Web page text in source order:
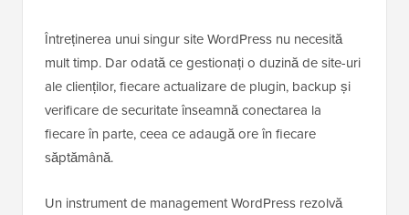
Întreținerea unui singur site WordPress nu necesită
mult timp. Dar odată ce gestionați o duzină de site-uri
ale clienților, fiecare actualizare de plugin, backup și
verificare de securitate înseamnă conectarea la
fiecare în parte, ceea ce adaugă ore în fiecare
săptămână.
Un instrument de management WordPress rezolvă